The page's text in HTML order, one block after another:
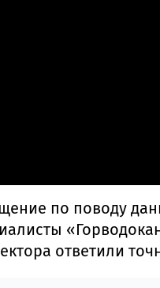
по поводу
ответили